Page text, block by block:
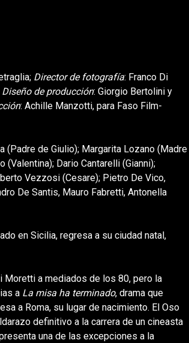
Director de fotografía: Franco Di
Diseño de producción: Giorgio Bertolini y
: Achille Manzotti, para Faso Film-
(Padre de Giulio); Margarita Lozano (Madre
Dario Cantarelli (Gianni);
Vezzosi (Cesare); Pietro De Vico,
De Santis, Mauro Fabretti, Antonella
en Sicilia, regresa a su ciudad natal,
Moretti a mediados de los 80, pero la
a La misa ha terminado, drama que
a Roma, su lugar de nacimiento. El Oso
definitivo a la carrera de un cineasta
una de las excepciones a la